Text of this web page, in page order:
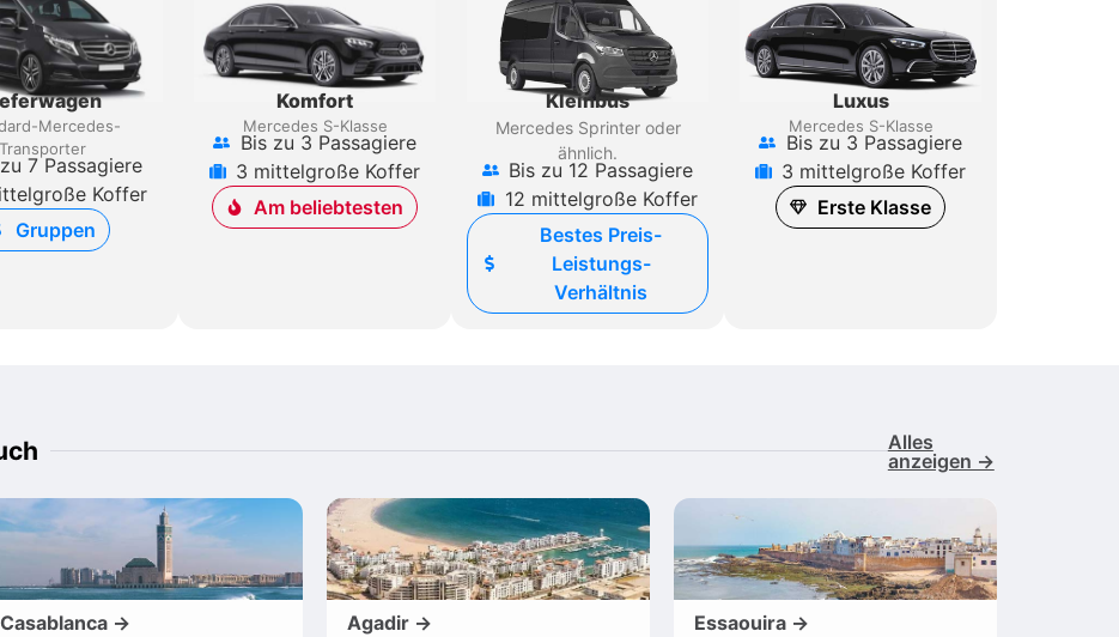
Mercedes-
Transporter
7 Passagiere
Koffer
Gruppen
Komfort
Mercedes S-Klasse
Bis zu 3 Passagiere
3 mittelgroße Koffer
Am beliebtesten
Kleinbus
Mercedes Sprinteroder
ähnlich.
Bis zu 12 Passagiere
12 mittelgroße Koffer
Bestes Preis-
Leistungs-
Verhältnis
Luxus
Mercedes S-Klasse
Bis zu 3 Passagiere
3 mittelgroße Koffer
Erste Klasse
Alles
anzeigen →
Casablanca → Agadir → Essaouira →